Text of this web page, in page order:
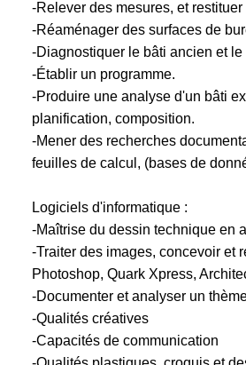
-Relever des mesures, et
-Réaménager des surfaces de
-Diagnostiquer le bâti ancien et le
-Établir un programme.
-Produire une analyse d'un bâti
planification, composition.
-Mener des recherches
feuilles de calcul, (bases de
Logiciels d'informatique :
-Maîtrise du dessin technique en
-Traiter des images, concevoir et
Photoshop, Quark Xpress,
-Documenter et analyser un
-Qualités créatives
-Capacités de communication